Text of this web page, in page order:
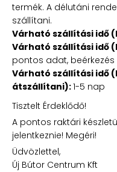
termék. A délutáni
szállítani.
Várható szállítási idő
Várható szállítási idő
pontos adat,
Várható szállítási idő
átszállítani):1-5 nap
Tisztelt Érdeklődő!
A pontos raktári
jelentkeznie! Megéri!
Üdvözlettel,
Új Bútor Centrum Kft